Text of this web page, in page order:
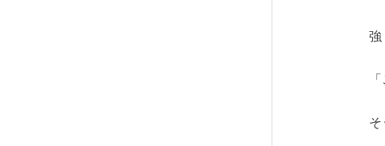
強
そ